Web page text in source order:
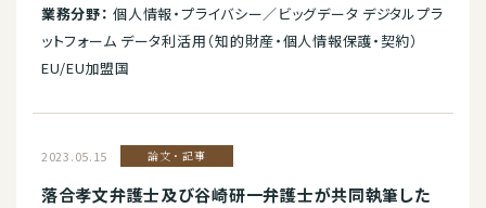
業務分野： 個人情報・プライバシー／ビッグデータ デジタルプラ
ットフォーム データ利活用（知的財産・個人情報保護・契約）
EU/EU加盟国
2023.05.15 論文・記事
落合孝文弁護士及び谷崎研一弁護士が共同執筆した